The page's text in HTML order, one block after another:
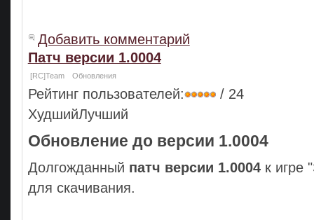
Добавить комментарий
Патч версии 1.0004
[RC]Team Обновления
Рейтинг пользователей:
/ 24
ХудшийЛучший
Обновление до версии 1.0004
Долгожданный патч версии 1.0004к игре
для скачивания.